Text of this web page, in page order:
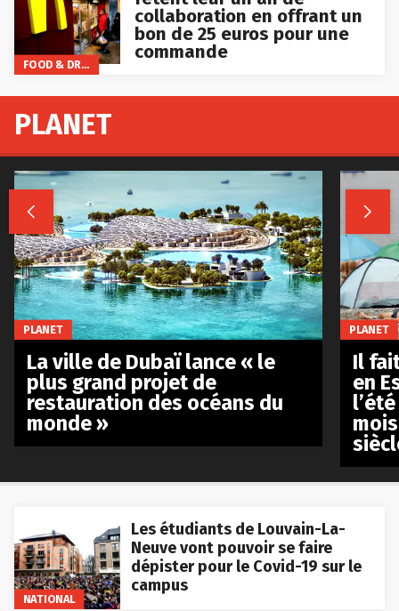
FOOD & DRINKS
collaboration en offrant un
bon de 25 euros pour une
commande
NATIONAL
Les étudiants de Louvain-La-
Neuve vont pouvoir se faire
dépister pour le Covid-19 sur le
campus
PLANET
 
PLANET
La ville de Dubaï lance « le
plus grand projet de
restauration des océans du
monde »
PLANET
Il
en